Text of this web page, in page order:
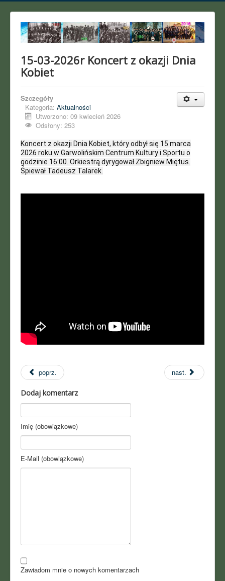
15-03-2026r Koncert z okazji Dnia
Kobiet
Szczegóły
Kategoria: Aktualności
Utworzono: 09 kwiecień 2026
Odsłony: 253
Koncert z okazji Dnia Kobiet, który odbył się 15 marca
2026 roku w Garwolińskim Centrum Kultury i Sportu o
godzinie 16:00 . Orkiestrą dyrygował Zbigniew Miętus.
Śpiewał Tadeusz Talarek.
poprz. nast.
Dodaj komentarz
Imię (obowiązkowe)
E-Mail (obowiązkowe)
Zawiadom mnie o nowych komentarzach